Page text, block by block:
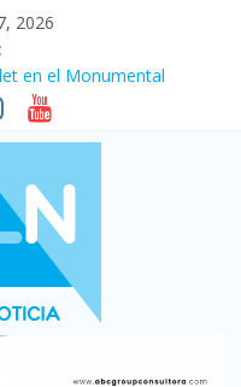
2026
en el Monumental
en dos décadas y ya
kioscos: el sector
y consumo
por el país, un 5,9%
en julio: bajó un 12,6%